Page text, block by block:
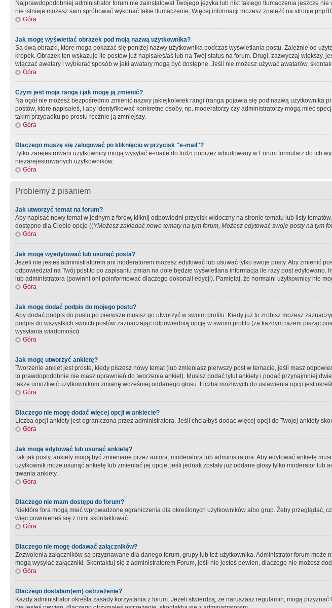
Najprawdopodobniej administrator forum nie zainstalował Twojego języka lub nikt takiego tłumaczenia jeszcze
nie istnieje możesz sam spróbować wykonać takie tłumaczenie. Więcej informacji możesz znaleźć na stronie
Góra
Jak mogę wyświetlać obrazek pod moją nazwą użytkownika?
Są dwa obrazki, które mogą pokazać się poniżej nazwy użytkownika podczas wyświetlania postu. Zależnie od
kropek. Obrazek ten wskazuje ile postów już napisałeś/aś lub na Twój status na forum. Drugi, zazwyczaj
włączać awatary i wybierać sposób w jaki awatary mogą być dostępne. Jeśli nie możesz używać awatarów,
Góra
Czym jest moja ranga i jak mogę ją zmienić?
Na ogół nie możesz bezpośrednio zmienić nazwy jakiejkolwiek rangi (ranga pojawia się pod nazwą
postów, które napisałeś, i aby identyfikować konkretne osoby, np. moderatorzy czy administratorzy mogą mieć
takim przypadku po prostu ręcznie ją zmniejszy.
Góra
Dlaczego muszę się zalogować po kliknięciu w przycisk "e-mail"?
Tylko zarejestrowani użytkownicy mogą wysyłać e-maile do ludzi poprzez wbudowany w Forum formularz do ich
niezarejestrowanych użytkowników.
Góra
Problemy z pisaniem
Jak utworzyć temat na forum?
Aby napisać nowy temat w jednym z forów, kliknij odpowiedni przycisk widoczny na stronie tematu lub listy
dostępne dla Ciebie opcje ((YMożesz zakładać nowe tematy na tym forum, Możesz edytować swoje posty na tym
Góra
Jak mogę wyedytować lub usunąć posta?
Jeżeli nie jesteś administratorem ani moderatorem możesz edytować lub usuwać tylko swoje posty. Aby zmienić
odpowiedział na Twój post to po zapisaniu zmian na dole będzie wyświetlana informacja ile razy post
lub administratora (powinni oni poinformować dlaczego dokonali edycji). Pamiętaj, że normalni użytkownicy nie
Góra
Jak mogę dodać podpis do mojego postu?
Aby dodać podpis do postu po pierwsze musisz go utworzyć w swoim profilu. Kiedy już to zrobisz możesz
podpis do wszystkich swoich postów zaznaczając odpowiednią opcję w swoim profilu (za każdym razem pisząc
wysyłania wiadomości)
Góra
Jak mogę utworzyć ankietę?
Tworzenie ankiet jest proste, kiedy piszesz nowy temat (lub zmieniasz pierwszy post w temacie, jeśli masz
to prawdopodobnie nie masz uprawnień do tworzenia ankiet). Musisz podać tytuł ankiety i podać przynajmniej
także umożliwić użytkownikom zmianę wcześniej oddanego głosu. Liczba możliwych do ustawienia opcji jest
Góra
Dlaczego nie mogę dodać więcej opcji w ankiecie?
Liczba opcji ankiety jest ograniczona przez administratora. Jeśli chciałbyś dodać więcej opcji do Twojej ankiety
Góra
Jak mogę edytować lub usunąć ankietę?
Tak jak posty, ankiety mogą być zmieniane przez autora, moderatora lub administratora. Aby edytować ankietę
użytkownik może usunąć ankietę lub zmieniać jej opcje, jeśli jednak zostały już oddane głosy tylko moderator
trwania ankiety.
Góra
Dlaczego nie mam dostępu do forum?
Niektóre fora mogą mieć wprowadzone ograniczenia dla określonych użytkowników albo grup. Żeby przeglądać,
więc powinieneś się z nimi skontaktować.
Góra
Dlaczego nie mogę dodawać załączników?
Zezwolenia załączników są przyznawane dla danego forum, grupy lub też użytkownika. Administrator forum
mogą wysyłać załączniki. Skontaktuj się z administratorem Forum, jeśli nie jesteś pewien, dlaczego nie możesz
Góra
Dlaczego dostałam(em) ostrzeżenie?
Każdy administrator określa zasady korzystania z forum. Jeżeli stwierdzą, że naruszasz regulamin, mogą